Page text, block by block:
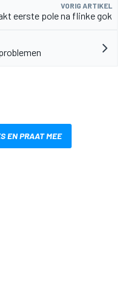
VORIG ARTIKEL
eerste pole na flinke gok
EN PRAAT MEE